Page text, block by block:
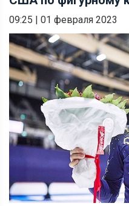
09:25 | 01 февраля 2023